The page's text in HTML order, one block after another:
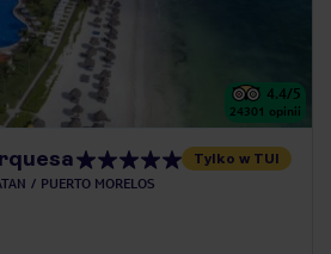
4.4/5
24301 opinii
Tylko w TUI
PUERTO MORELOS